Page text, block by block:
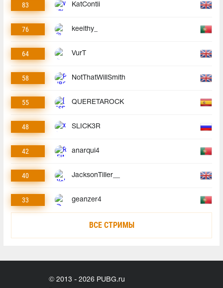
83 KatContii
76 keeithy_
64 VurT
58 NotThatWillSmith
55 QUERETAROCK
48 SLICK3R
42 anarqui4
40 JacksonTiller__
33 geanzer4
ВСЕ СТРИМЫ
© 2013 - 2026 PUBG.ru